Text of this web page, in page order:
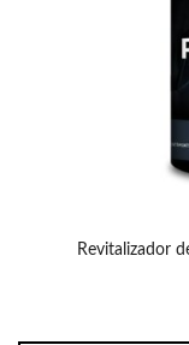
Revitalizador